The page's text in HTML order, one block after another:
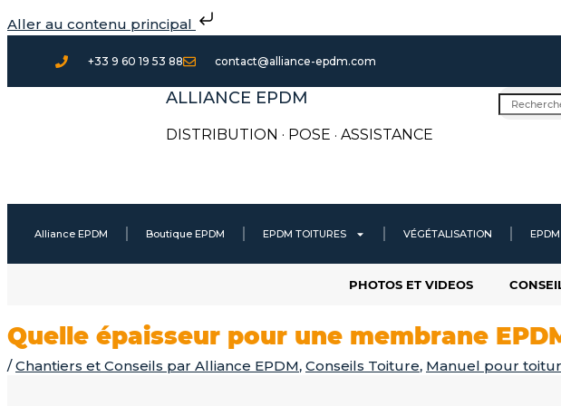
Aller au contenu principal
au
contenu
+33 9 60 19 53 88 contact@alliance-epdm.com
ALLIANCE EPDM
DISTRIBUTION · POSE · ASSISTANCE
Alliance EPDM Boutique EPDM EPDM TOITURES VÉGÉTALISATION
PHOTOS ET VIDEOS
Quelle épaisseur pour une membrane
/Chantiers et Conseils par Alliance EPDM, Conseils Toiture, Manuel pour